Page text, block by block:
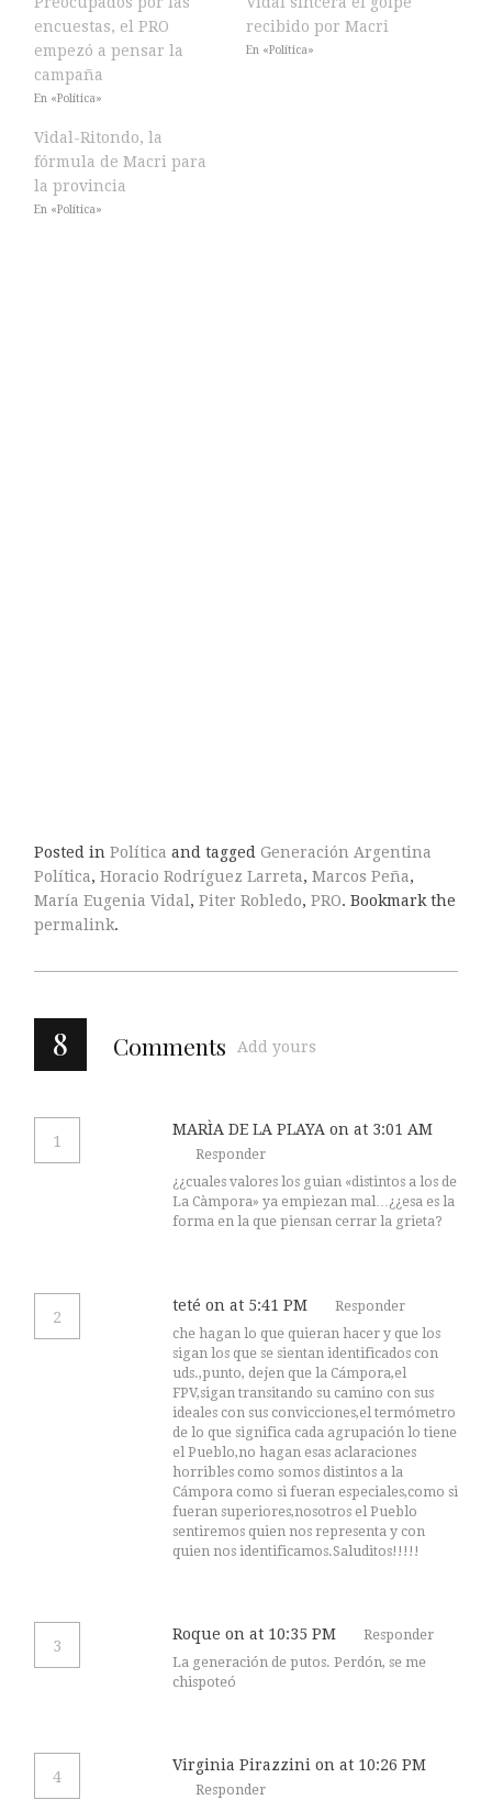
encuestas, el PRO
empezó a pensar la
campaña
En «Política»
recibido por Macri
En «Política»
Vidal-Ritondo, la
fórmula de Macri para
la provincia
En «Política»
Posted in Política and tagged Generación Argentina
Política, Horacio Rodríguez Larreta, Marcos Peña,
María Eugenia Vidal , Piter Robledo, PRO. Bookmark the
permalink.
8 Comments Add yours
1
MARÌA DE LA PLAYA on at 3:01 AM
Responder
¿¿cuales valores los guian «distintos a los de
La Càmpora» ya empiezan mal…¿¿esa es la
forma en la que piensan cerrar la grieta?
2
teté on at 5:41 PM
Responder
che hagan lo que quieran hacer y que los
sigan los que se sientan identificados con
uds.,punto, dejen que la Cámpora,el
FPV,sigan transitando su camino con sus
ideales con sus convicciones,el termómetro
de lo que significa cada agrupación lo tiene
el Pueblo,no hagan esas aclaraciones
horribles como somos distintos a la
Cámpora como si fueran especiales,como si
fueran superiores,nosotros el Pueblo
sentiremos quien nos representa y con
quien nos identificamos.Saluditos!!!!!
3
Roque on at 10:35 PM
Responder
La generación de putos. Perdón, se me
chispoteó
4
Virginia Pirazzini on at 10:26 PM
Responder